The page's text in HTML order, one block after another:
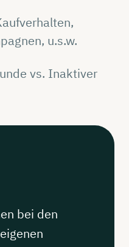
u.s.w.
vs. Inaktiver
bei den